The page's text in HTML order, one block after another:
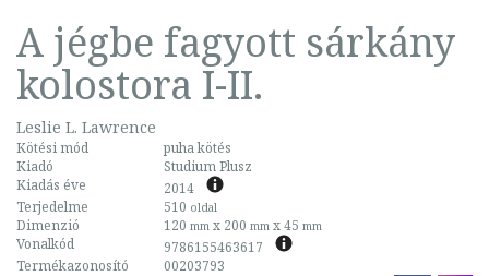
A jégbe fagyott sárkány
kolostora I-II.
Leslie L. Lawrence
Kötési mód
puha kötés
Kiadó
Studium Plusz
Kiadás éve
2014
Terjedelme
510 oldal
Dimenzió 120 mm x 200 mm x 45 mm
Vonalkód
9786155463617
Termékazonosító
00203793